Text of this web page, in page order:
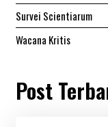
Survei Scientiarum
Wacana Kritis
Post